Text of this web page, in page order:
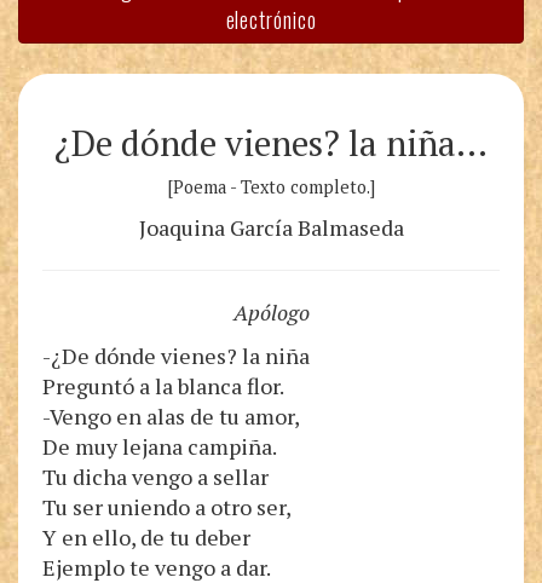
electrónico
¿De dónde vienes? la niña…
[Poema - Texto completo.]
Joaquina García Balmaseda
Apólogo
-¿De dónde vienes? la niña
Preguntó a la blanca flor.
-Vengo en alas de tu amor,
De muy lejana campiña.
Tu dicha vengo a sellar
Tu ser uniendo a otro ser,
Y en ello, de tu deber
Ejemplo te vengo a dar.